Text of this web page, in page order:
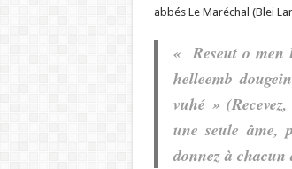
abbés Le Maréchal (Blei
«Reseut o
helleemb
vuhé »
une seule âme,
donnez à